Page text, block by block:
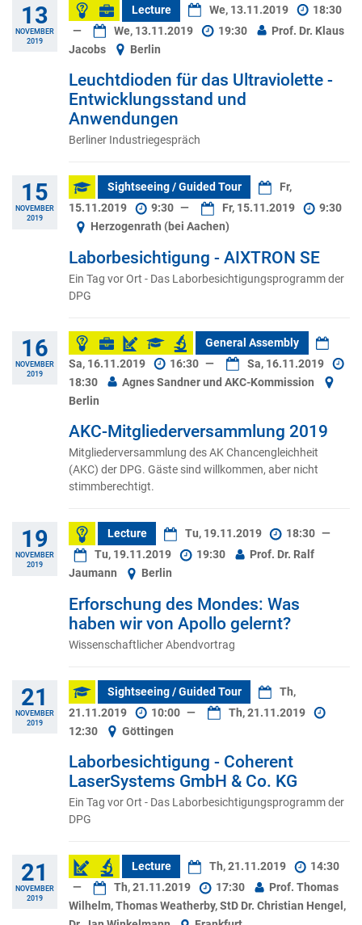
13
NOVEMBER
2019
Lecture We, 13.11.2019
18:30
—
We, 13.11.2019 19:30
Prof. Dr. Klaus
Jacobs
Berlin
Leuchtdioden für das Ultraviolette -
Entwicklungsstand und
Anwendungen
Berliner Industriegespräch
15
NOVEMBER
2019
Sightseeing / Guided Tour
Fr,
15.11.2019
9:30 — Fr, 15.11.2019
9:30
Herzogenrath (bei Aachen)
Laborbesichtigung - AIXTRON SE
Ein Tag vor Ort - Das Laborbesichtigungsprogramm der
DPG
16
NOVEMBER
2019
General Assembly
Sa, 16.11.2019
16:30 —
Sa, 16.11.2019
18:30
Agnes Sandner und AKC-Kommission
Berlin
AKC-Mitgliederversammlung 2019
Mitgliederversammlung des AK Chancengleichheit
(AKC) der DPG. Gäste sind willkommen, aber nicht
stimmberechtigt.
19
NOVEMBER
2019
Lecture Tu, 19.11.2019 18:30 —
Tu, 19.11.2019
19:30
Prof. Dr. Ralf
Jaumann
Berlin
Erforschung des Mondes: Was
haben wir von Apollo gelernt?
Wissenschaftlicher Abendvortrag
21
NOVEMBER
2019
Sightseeing / Guided Tour
Th,
21.11.2019
10:00 —
Th, 21.11.2019
12:30
Göttingen
Laborbesichtigung - Coherent
LaserSystems GmbH & Co. KG
Ein Tag vor Ort - Das Laborbesichtigungsprogramm der
DPG
21
NOVEMBER
2019
Lecture Th, 21.11.2019
14:30
—
Th, 21.11.2019 17:30
Prof. Thomas
Wilhelm, Thomas Weatherby, StD Dr. Christian Hengel,